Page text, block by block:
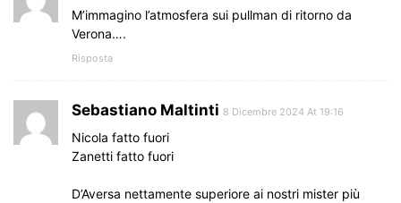
M’immagino l’atmosfera sui pullman di ritorno da
Verona….
Risposta
Sebastiano Maltinti 8 Dicembre 2024 At 19:16
Nicola fatto fuori
Zanetti fatto fuori
D’Aversa nettamente superiore ai nostri mister più